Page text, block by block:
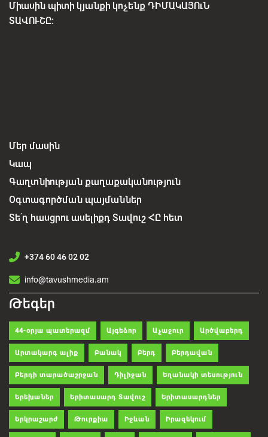
Միասին պիտի կյանքի կոչենք ԴԻՄԱԿԱՅՈւՆ
ՏԱՎՈՒՇԸ:
Մեր մասին
Կապ
Գաղտնիության քաղաքականություն
Օգտագործման պայմաններ
Տե՛ղ հասցրու ասելիքդ Տավուշ ՀԸ հետ
+374 60 46 02 02
info@tavushmedia.am
Թեգեր
44-օրյա պատերազմ Այգեձոր Աչաջուր Արծվաբերդ
Արտակարգ ալիք Բանակ Բերդ Բերդավան
Բերդի տարածաշրջան Դիլիջան Եղանակի տեսություն
Երեխաներ Երիտասարդ Տավուշ Երիտասարդներ
Երկրաշարժ Թուրքիա Իջևան Իրազեկում